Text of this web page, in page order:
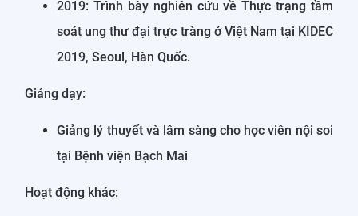
2019: Trình bày nghiên cứu về Thực trạng tầm
soát ung thư đại trực tràng ở Việt Nam tại KIDEC
2019, Seoul, Hàn Quốc.
Giảng dạy:
Giảng lý thuyết và lâm sàng cho học viên nội soi
tại Bệnh viện Bạch Mai
Hoạt động khác: